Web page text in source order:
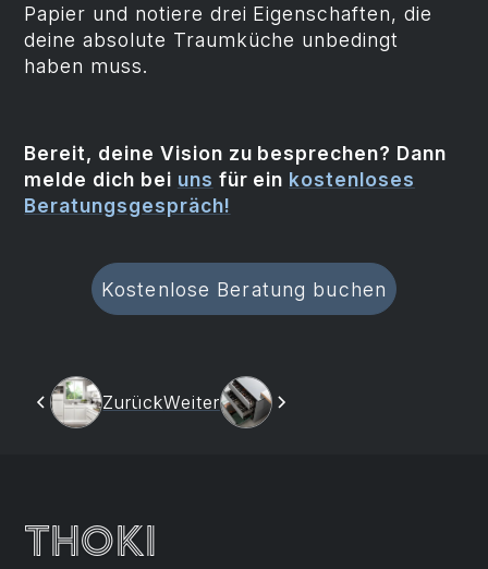
Papier und notiere drei Eigenschaften, die
deine absolute Traumküche unbedingt
haben muss.
Bereit, deine Vision zu besprechen? Dann
melde dich bei uns für ein kostenloses
Beratungsgespräch!
Kostenlose Beratung buchen
ZurückWeiter
Thoki